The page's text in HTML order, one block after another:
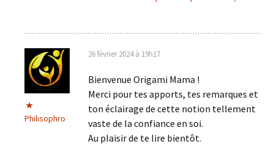
Philisophro
26 février 2024 à 19h17
Bienvenue Origami Mama !
Merci pour tes apports, tes remarques et
ton éclairage de cette notion tellement
vaste de la confiance en soi.
Au plaisir de te lire bientôt.